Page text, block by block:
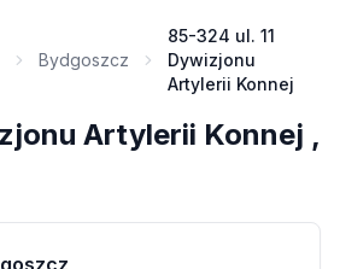
Bydgoszcz
85-324 ul. 11
Dywizjonu
Artylerii Konnej
Artylerii Konnej ,